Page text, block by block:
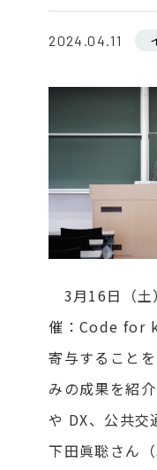
2024.04.11
3月16日（土
催：Code for
寄与すること
みの成果を紹
や DX、公共交
下田眞聡さん